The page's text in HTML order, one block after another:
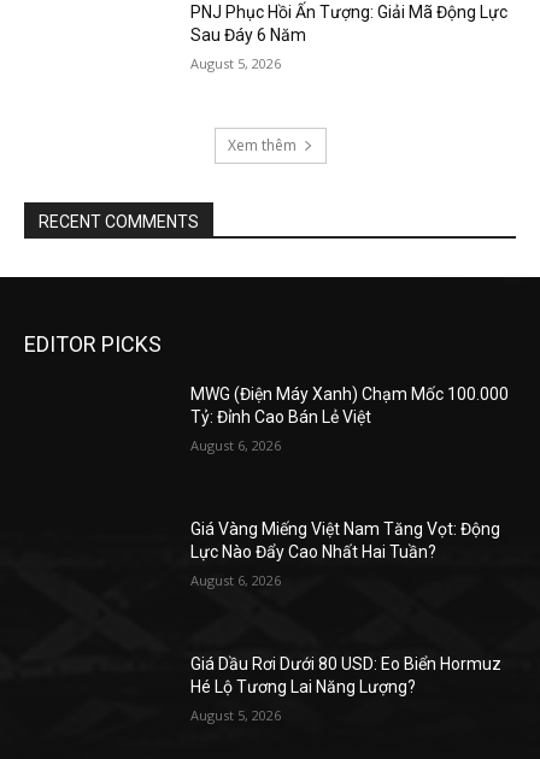
PNJ Phục Hồi Ấn Tượng: Giải Mã Động Lực
Sau Đáy 6 Năm
August 5, 2026
Xem thêm
RECENT COMMENTS
EDITOR PICKS
MWG (Điện Máy Xanh) Chạm Mốc 100.000
Tỷ: Đỉnh Cao Bán Lẻ Việt
August 6, 2026
Giá Vàng Miếng Việt Nam Tăng Vọt: Động
Lực Nào Đẩy Cao Nhất Hai Tuần?
August 6, 2026
Giá Dầu Rơi Dưới 80 USD: Eo Biển Hormuz
Hé Lộ Tương Lai Năng Lượng?
August 5, 2026